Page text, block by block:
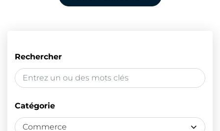
Rechercher
Catégorie